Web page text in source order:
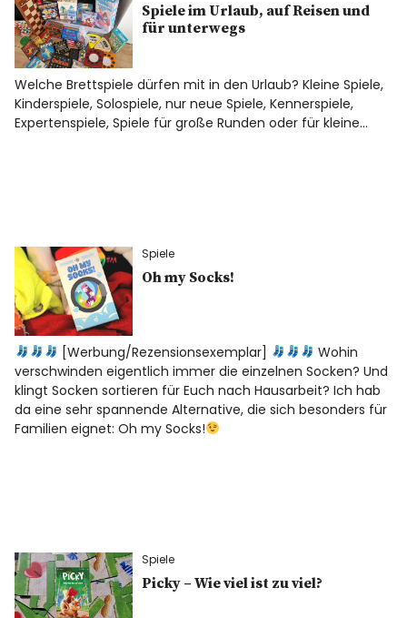
Spiele im Urlaub, auf Reisen und
für unterwegs
Welche Brettspiele dürfen mit in den Urlaub? Kleine Spiele,
Kinderspiele, Solospiele, nur neue Spiele, Kennerspiele,
Expertenspiele, Spiele für große Runden oder für kleine…
Spiele
Oh my Socks!
[Werbung/Rezensionsexemplar]
Wohin
verschwinden eigentlich immer die einzelnen Socken? Und
klingt Socken sortieren für Euch nach Hausarbeit? Ich hab
da eine sehr spannende Alternative, die sich besonders für
Familien eignet: Oh my Socks!
Spiele
Picky – Wie viel ist zu viel?